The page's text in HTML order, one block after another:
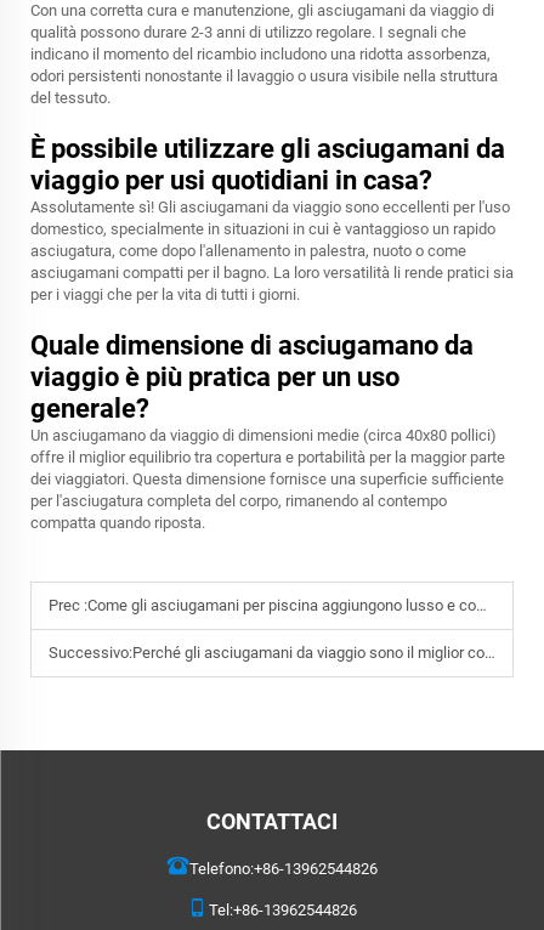
Con una corretta cura e manutenzione, gli asciugamani da viaggio di
qualità possono durare 2-3 anni di utilizzo regolare. I segnali che
indicano il momento del ricambio includono una ridotta assorbenza,
odori persistenti nonostante il lavaggio o usura visibile nella struttura
del tessuto.
È possibile utilizzare gli asciugamani da
viaggio per usi quotidiani in casa?
Assolutamente sì! Gli asciugamani da viaggio sono eccellenti per l'uso
domestico, specialmente in situazioni in cui è vantaggioso un rapido
asciugatura, come dopo l'allenamento in palestra, nuoto o come
asciugamani compatti per il bagno. La loro versatilità li rende pratici sia
per i viaggi che per la vita di tutti i giorni.
Quale dimensione di asciugamano da
viaggio è più pratica per un uso
generale?
Un asciugamano da viaggio di dimensioni medie (circa 40x80 pollici)
offre il miglior equilibrio tra copertura e portabilità per la maggior parte
dei viaggiatori. Questa dimensione fornisce una superficie sufficiente
per l'asciugatura completa del corpo, rimanendo al contempo
compatta quando riposta.
Prec :Come gli asciugamani per piscina aggiungono lusso e comfort al tempo libero
Successivo:Perché gli asciugamani da viaggio sono il miglior compagno per le gite all'aperto?
CONTATTACI
Telefono:+86-13962544826
Tel:+86-13962544826